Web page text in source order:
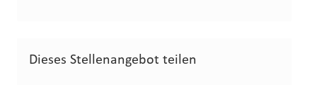
Dieses Stellenangebot teilen